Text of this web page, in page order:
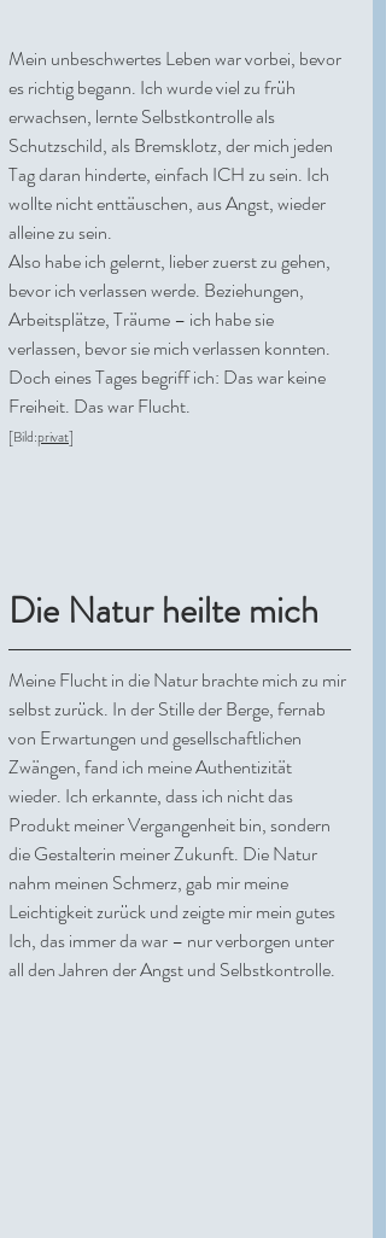
Mein unbeschwertes Leben war vorbei, bevor
es richtig begann. Ich wurde viel zu früh
erwachsen, lernte Selbstkontrolle als
Schutzschild, als Bremsklotz, der mich jeden
Tag daran hinderte, einfach ICH zu sein. Ich
wollte nicht enttäuschen, aus Angst, wieder
alleine zu sein.
Also habe ich gelernt, lieber zuerst zu gehen,
bevor ich verlassen werde. Beziehungen,
Arbeitsplätze, Träume – ich habe sie
verlassen, bevor sie mich verlassen konnten.
Doch eines Tages begriff ich: Das war keine
Freiheit. Das war Flucht.
[Bild:privat]
Die Natur heilte mich
Meine Flucht in die Natur brachte mich zu mir
selbst zurück. In der Stille der Berge, fernab
von Erwartungen und gesellschaftlichen
Zwängen, fand ich meine Authentizität
wieder. Ich erkannte, dass ich nicht das
Produkt meiner Vergangenheit bin, sondern
die Gestalterin meiner Zukunft. Die Natur
nahm meinen Schmerz, gab mir meine
Leichtigkeit zurück und zeigte mir mein gutes
Ich, das immer da war – nur verborgen unter
all den Jahren der Angst und Selbstkontrolle.